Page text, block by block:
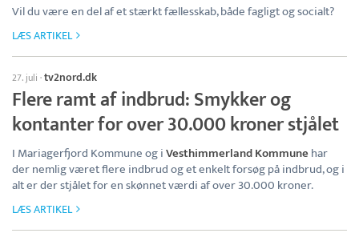
Vil du være en del af et stærkt fællesskab, både fagligt og socialt?
LÆS ARTIKEL
27. juli ·tv2nord.dk
Flere ramt af indbrud: Smykker og
kontanter for over 30.000 kroner stjålet
I Mariagerfjord Kommune og iVesthimmerland Kommunehar
der nemlig været flere indbrud og et enkelt forsøg på indbrud, og i
alt er der stjålet for en skønnet værdi af over 30.000 kroner.
LÆS ARTIKEL